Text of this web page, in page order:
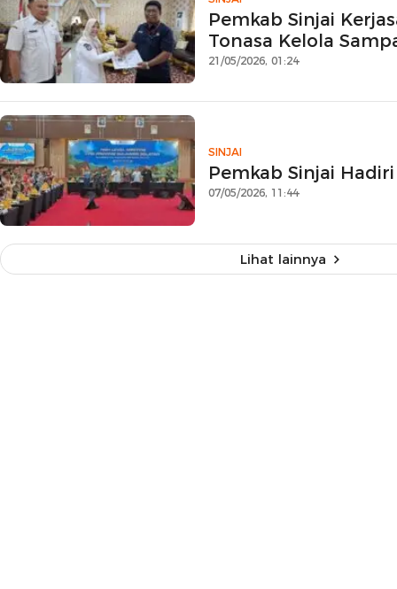
Pemkab Sinjai
Tonasa Kelola
21/05/2026, 01:24
SINJAI
Pemkab Sinjai
07/05/2026, 11:44
Lihat lainnya